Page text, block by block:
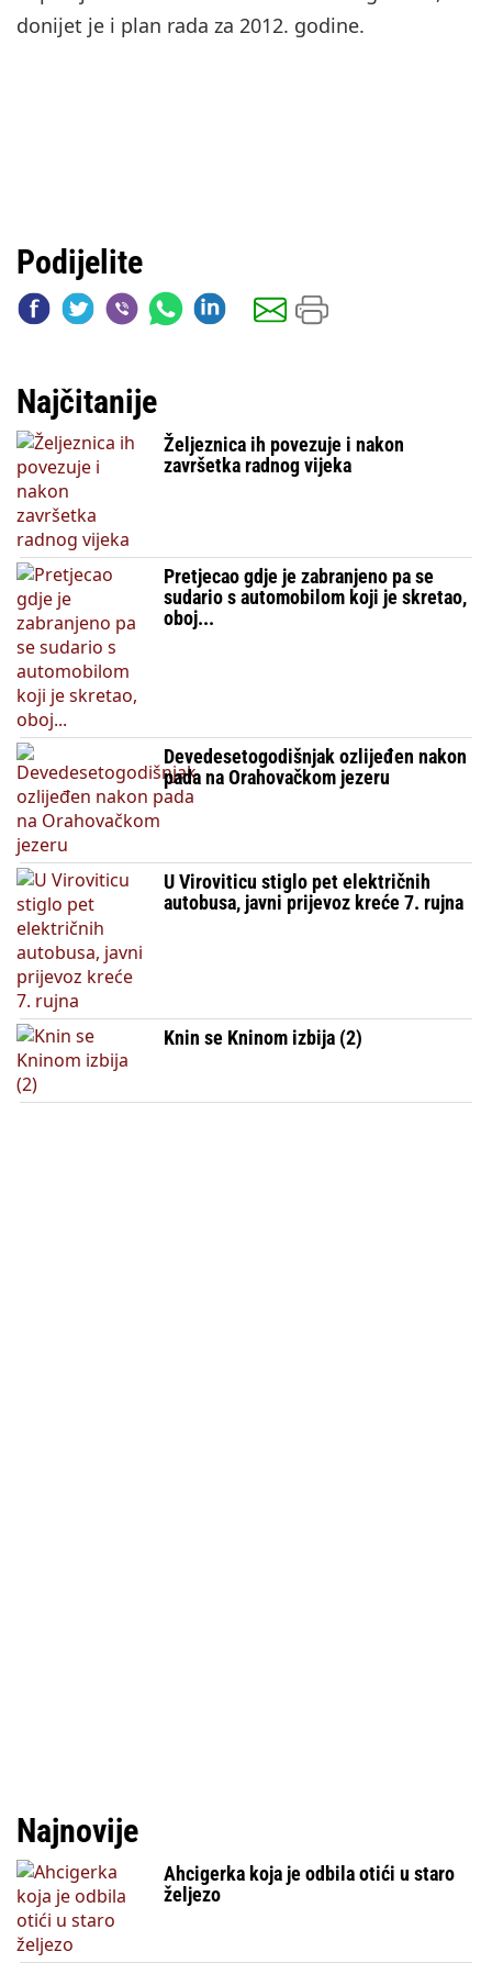
donijet je i plan rada za 2012. godine.
Podijelite
Najčitanije
Željeznica ih povezuje i nakon
završetka radnog vijeka
Pretjecao gdje je zabranjeno pa se
sudario s automobilom koji je skretao,
oboj...
Devedesetogodišnjak ozlijeđen nakon
pada na Orahovačkom jezeru
U Viroviticu stiglo pet električnih
autobusa, javni prijevoz kreće 7. rujna
Knin se Kninom izbija (2)
Najnovije
Ahcigerka koja je odbila otići u staro
željezo